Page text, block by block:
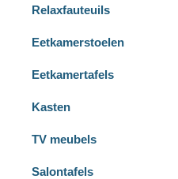
Relaxfauteuils
Eetkamerstoelen
Eetkamertafels
Kasten
TV meubels
Salontafels